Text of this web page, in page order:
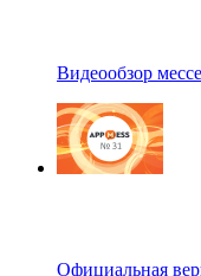
Видеообзор
Официальная